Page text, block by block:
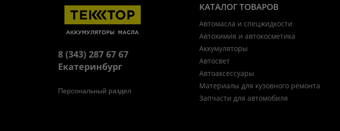
КАТАЛОГ ТОВАРОВ
Автомасла и спецжидкости
Автохимия и автокосметика
Аккумуляторы
Автосвет
Автоаксессуары
Материалы для кузовного ремонта
Запчасти для автомобиля
8 (343) 287 67 67
Екатеринбург
Персональный раздел